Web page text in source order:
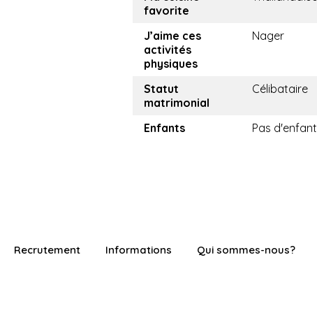
favorite
J’aime ces
activités
physiques
Nager
Statut
matrimonial
Célibataire
Enfants Pas d'enfant
Recrutement Informations Qui sommes-nous?